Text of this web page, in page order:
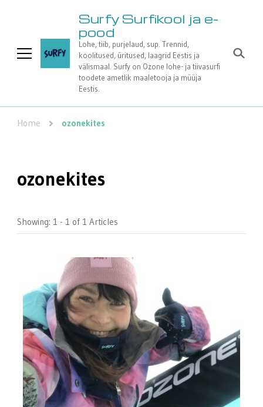
Surfy Surfikool ja e-
pood
Lohe, tiib, purjelaud, sup. Trennid,
koolitused, üritused, laagrid Eestis ja
välismaal. Surfy on Ozone lohe- ja tiivasurfi
toodete ametlik maaletooja ja müüja
Eestis.
Home ozonekites
ozonekites
Showing: 1 - 1 of 1 Articles